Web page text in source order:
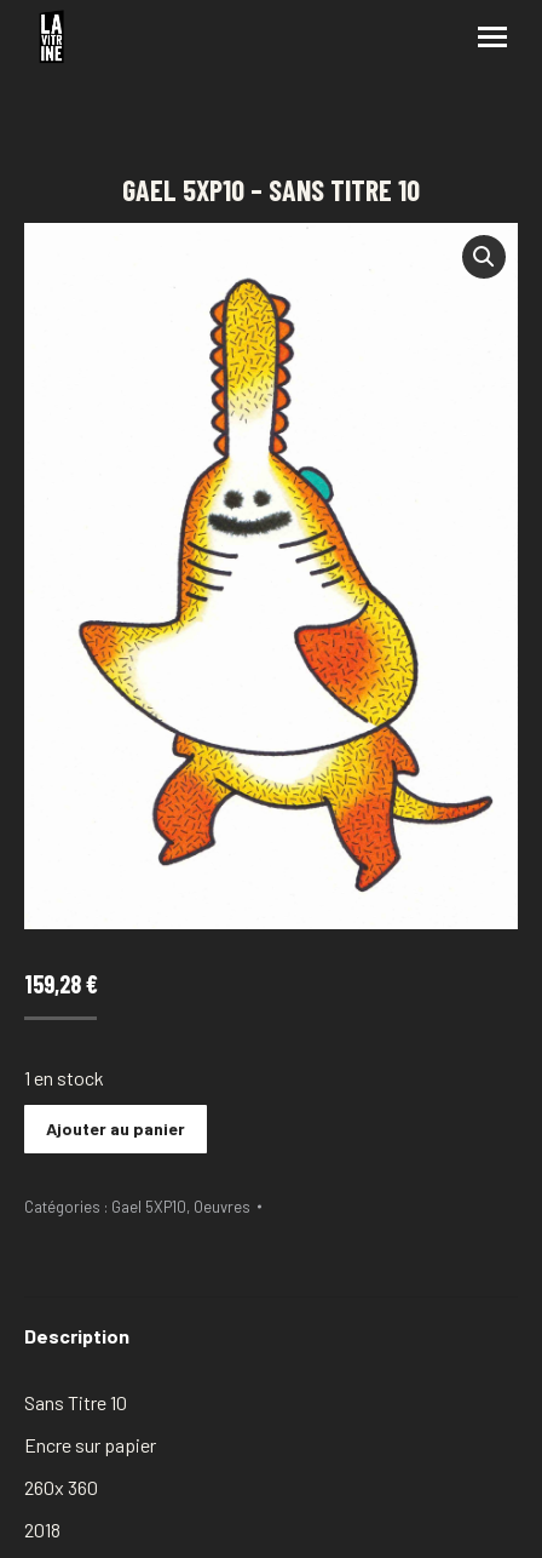
GAEL 5XP10 – SANS TITRE 10
159,28€
1 en stock
Ajouter au panier
Catégories : Gael 5XP10, Oeuvres
Description
Sans Titre 10
Encre sur papier
260x 360
2018